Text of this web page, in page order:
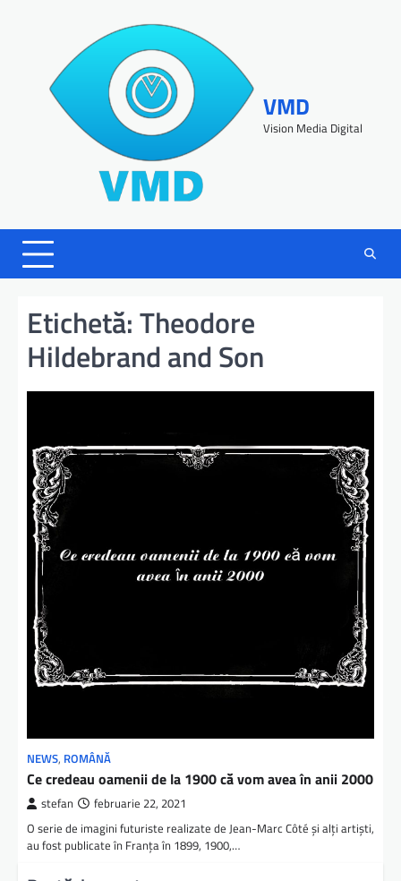
VMD
Vision Media Digital
Etichetă:Theodore
Hildebrand and Son
NEWS, ROMÂNĂ
Ce credeau oamenii de la 1900 că vom avea în anii 2000
stefan februarie 22, 2021
O serie de imagini futuriste realizate de Jean-Marc Côté și alți artiști,
au fost publicate în Franța în 1899, 1900,…